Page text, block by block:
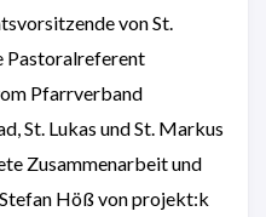
von St.
Pastoralreferent
Pfarrverband
St. Lukas und St. Markus
Zusammenarbeit und
Höß von projekt:k